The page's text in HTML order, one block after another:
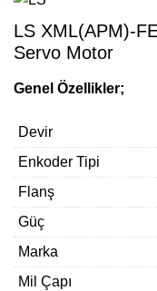
LS XML(APM)-
Servo Motor
Genel Özellikler;
Devir
Enkoder Tipi
Flanş
Güç
Marka
Mil Çapı